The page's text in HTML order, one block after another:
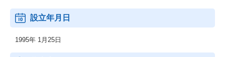
設立年月日
1995年 1月25日